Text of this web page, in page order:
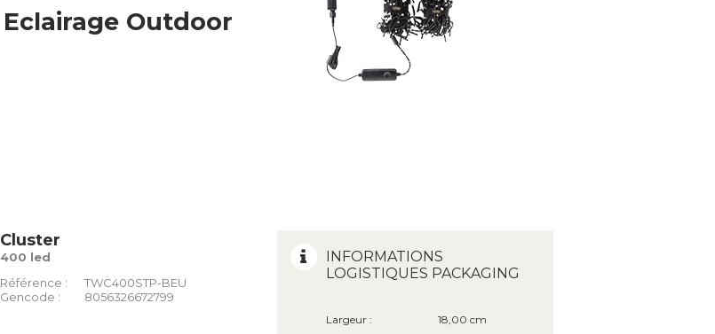
Eclairage Outdoor
Cluster
400 led
Référence :
TWC400STP-BEU
Gencode :
8056326672799
INFORMATIONS
LOGISTIQUES PACKAGING
Largeur :
18,00 cm